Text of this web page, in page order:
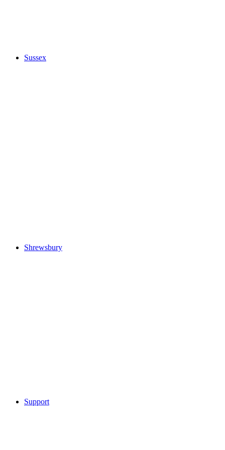
Sussex
Shrewsbury
Support